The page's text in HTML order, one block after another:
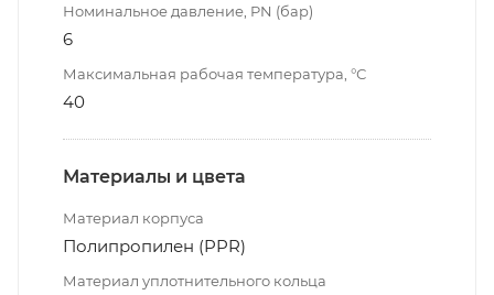
Номинальное давление, PN (бар)
6
Максимальная рабочая температура, °С
40
Материалы и цвета
Материал корпуса
Полипропилен (PPR)
Материал уплотнительного кольца